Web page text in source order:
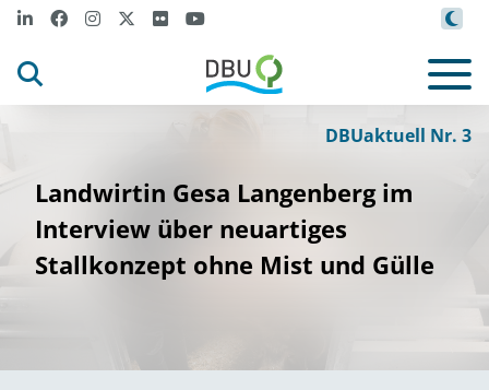
DBUaktuell Nr. 3
Landwirtin Gesa Langenberg im
Interview über neuartiges
Stallkonzept ohne Mist und Gülle